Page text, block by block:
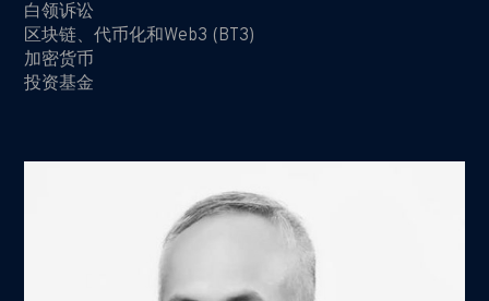
白领诉讼
区块链、代币化和Web3 (BT3)
加密货币
投资基金